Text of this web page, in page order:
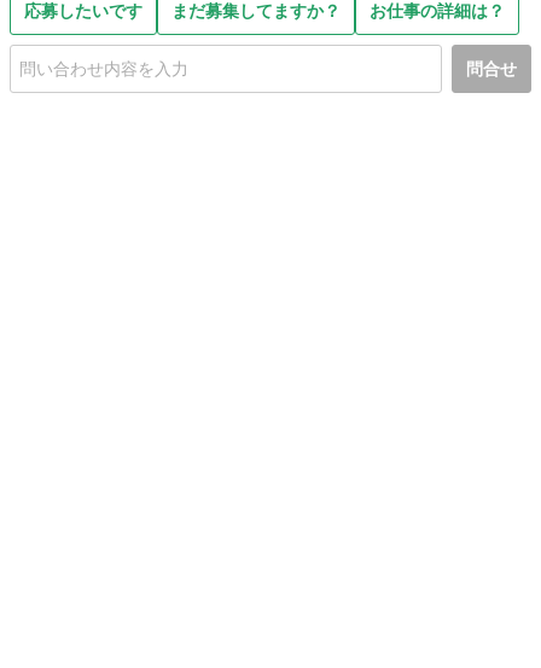
応募したいです まだ募集してますか？ お仕事の詳細は？
問合せ